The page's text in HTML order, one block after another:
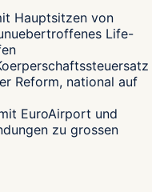
Hauptsitzen von
Life-
Reform, national auf
EuroAirport und
zu grossen